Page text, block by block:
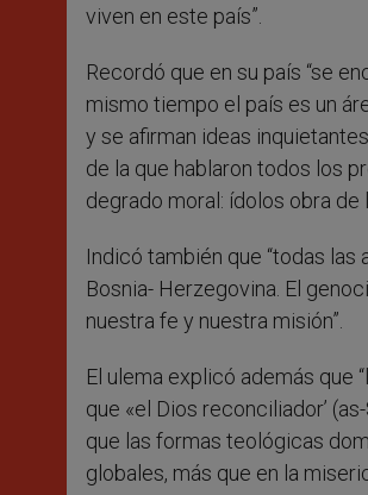
viven en este país”.
Recordó que en su país “se
mismo tiempo el país es un
y se afirman ideas
de la que hablaron todos los
degrado moral: ídolos obra de
Indicó también que “todas
Bosnia- Herzegovina. El
nuestra fe y nuestra misión”.
El ulema explicó además que
que «el Dios reconciliador’
que las formas teológicas
globales, más que en la